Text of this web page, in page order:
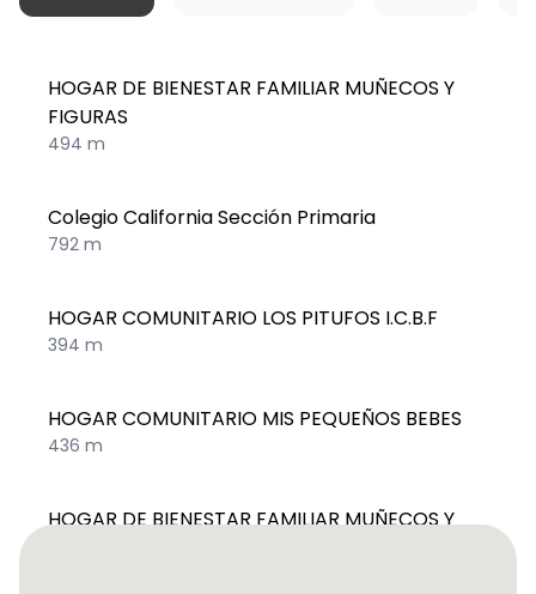
HOGAR DE BIENESTAR FAMILIAR MUÑECOS Y
FIGURAS
494 m
Colegio California Sección Primaria
792 m
HOGAR COMUNITARIO LOS PITUFOS I.C.B.F
394 m
HOGAR COMUNITARIO MIS PEQUEÑOS BEBES
436 m
HOGAR DE BIENESTAR FAMILIAR MUÑECOS Y